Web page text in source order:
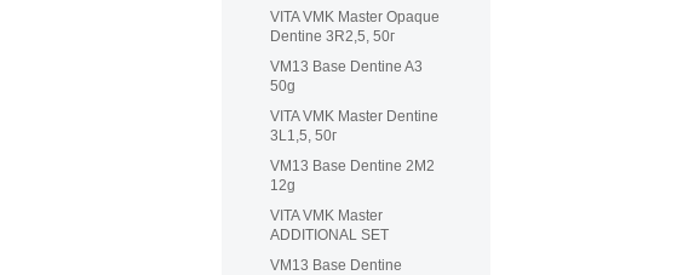
VITA VMK Master Opaque
Dentine 3R2,5, 50г
VM13 Base Dentine A3
50g
VITA VMK Master Dentine
3L1,5, 50г
VM13 Base Dentine 2M2
12g
VITA VMK Master
ADDITIONAL SET
VM13 Base Dentine